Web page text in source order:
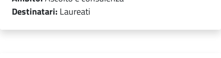
Destinatari: Laureati